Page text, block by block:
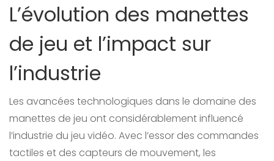
L’évolution des manettes
de jeu et l’impact sur
l’industrie
Les avancées technologiques dans le domaine des
manettes de jeu ont considérablement influencé
l’industrie du jeu vidéo. Avec l’essor des commandes
tactiles et des capteurs de mouvement, les